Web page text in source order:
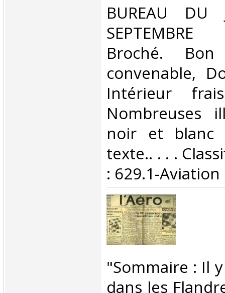
‎BUREAU DU
Broché.
convenable,
Intérieur
Nombreuses
noir et blanc
texte.. . . .
: 629.1-Aviation‎
‎"Sommaire : Il
dans les